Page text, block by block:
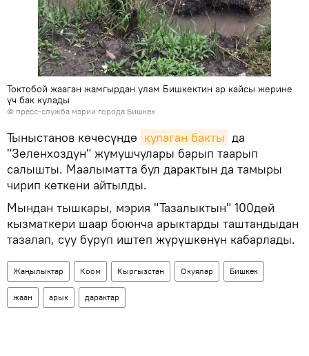
Токтобой жааган жамгырдан улам Бишкектин ар кайсы жерине
үч бак кулады
© пресс-служба мэрии города Бишкек
Тыныстанов көчөсүндө кулаган бакты да
"Зеленхоздун" жумушчулары барып таарып
салышты. Маалыматта бул дарактын да тамыры
чирип кеткени айтылды.
Мындан тышкары, мэрия "Тазалыктын" 100дөй
кызматкери шаар боюнча арыктарды таштандыдан
тазалап, суу буруп иштеп жүрүшкөнүн кабарлады.
Жаңылыктар Коом Кыргызстан Окуялар Бишкек
жаан арык дарактар